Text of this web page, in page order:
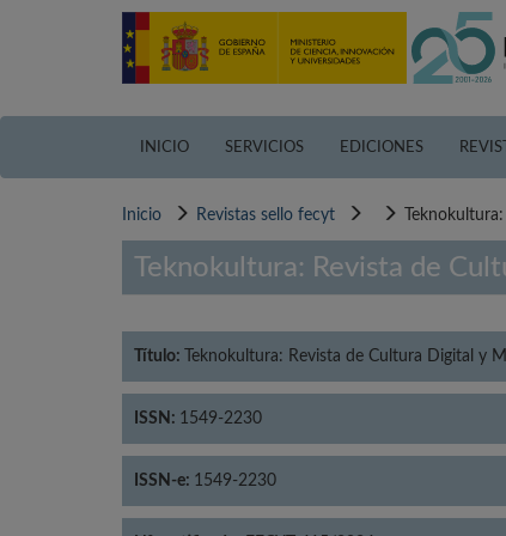
INICIO SERVICIOS EDICIONES
Inicio Revistas sello fecyt
Teknokultura: Revista de
Título: Teknokultura: Revista de Cultura Digital y
ISSN: 1549-2230
ISSN-e: 1549-2230